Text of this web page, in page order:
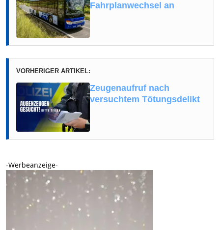
Fahrplanwechsel an
VORHERIGER ARTIKEL:
Zeugenaufruf nach
versuchtem Tötungsdelikt
-Werbeanzeige-